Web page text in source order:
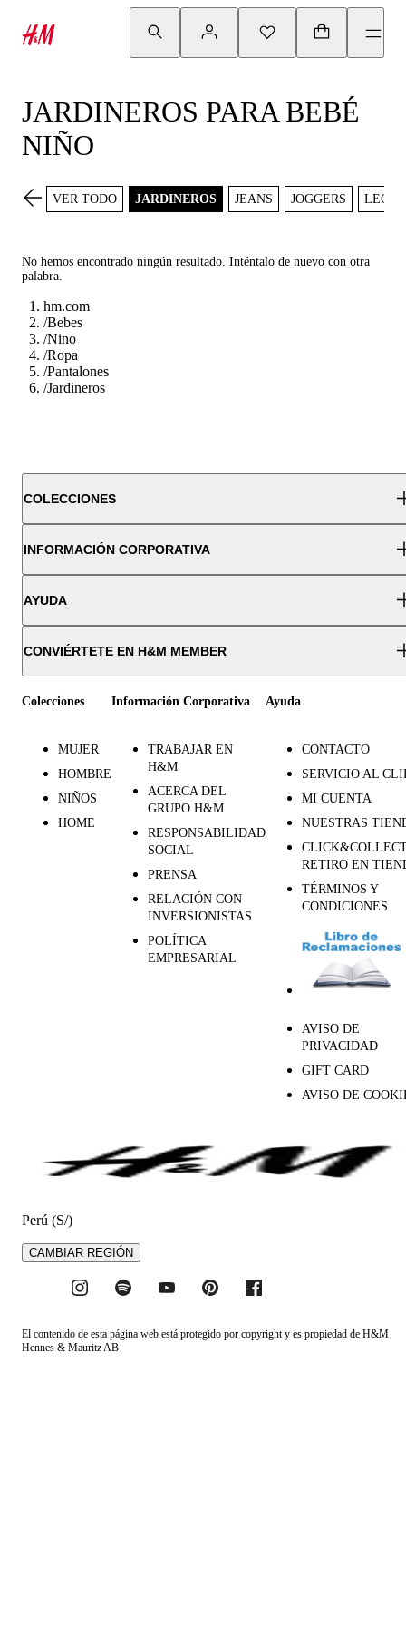
JARDINEROS PARA BEBÉ
NIÑO
VER TODO JARDINEROS JEANS JOGGERS
No hemos encontrado ningún resultado. Inténtalo de nuevo con otra
palabra.
hm.com
/Bebes
/Nino
/Ropa
/Pantalones
/Jardineros
COLECCIONES
INFORMACIÓN CORPORATIVA
AYUDA
CONVIÉRTETE EN H&M MEMBER
Colecciones
MUJER
HOMBRE
NIÑOS
HOME
Información Corporativa
TRABAJAR EN
H&M
ACERCA DEL
GRUPO H&M
RESPONSABILIDAD
SOCIAL
PRENSA
RELACIÓN CON
INVERSIONISTAS
POLÍTICA
EMPRESARIAL
Ayuda
CONTACTO
SERVICIO AL
MI CUENTA
NUESTRAS
RETIRO EN
TÉRMINOS Y
CONDICIONES
AVISO DE
PRIVACIDAD
GIFT CARD
AVISO DE
Perú (S/)
CAMBIAR REGIÓN
El contenido de esta página web está protegido por copyright y es propiedad de H&M
Hennes & Mauritz AB